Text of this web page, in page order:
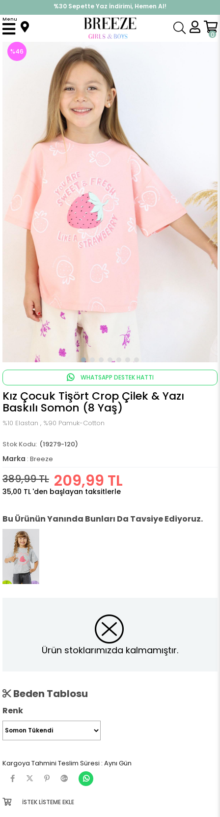
%30 Sepette Yaz İndirimi, Hemen Al!
İndirimlere ek %10 İndirimi Kap, Hemen Üye Ol!
0
Menu
Anasayfa Üst Giyim Tişört
%46
WHATSAPP DESTEK HATTI
Kız Çocuk Tişört Crop Çilek & Yazı
Baskılı Somon (8 Yaş)
%10 Elastan , %90 Pamuk-Cotton
(19279-120)
Marka : Breeze
389,99 TL 209,99 TL
35,00 TL 'den başlayan taksitlerle
Bu Ürünün Yanında Bunları Da Tavsiye Ediyoruz.
Ürün stoklarımızda kalmamıştır.
Beden Tablosu
Renk
Kargoya Tahmini Teslim Süresi : Aynı Gün
İSTEK LISTEME EKLE